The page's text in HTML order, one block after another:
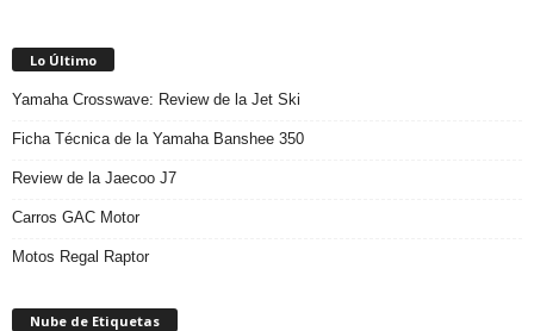
Lo Último
Yamaha Crosswave: Review de la Jet Ski
Ficha Técnica de la Yamaha Banshee 350
Review de la Jaecoo J7
Carros GAC Motor
Motos Regal Raptor
Nube de Etiquetas